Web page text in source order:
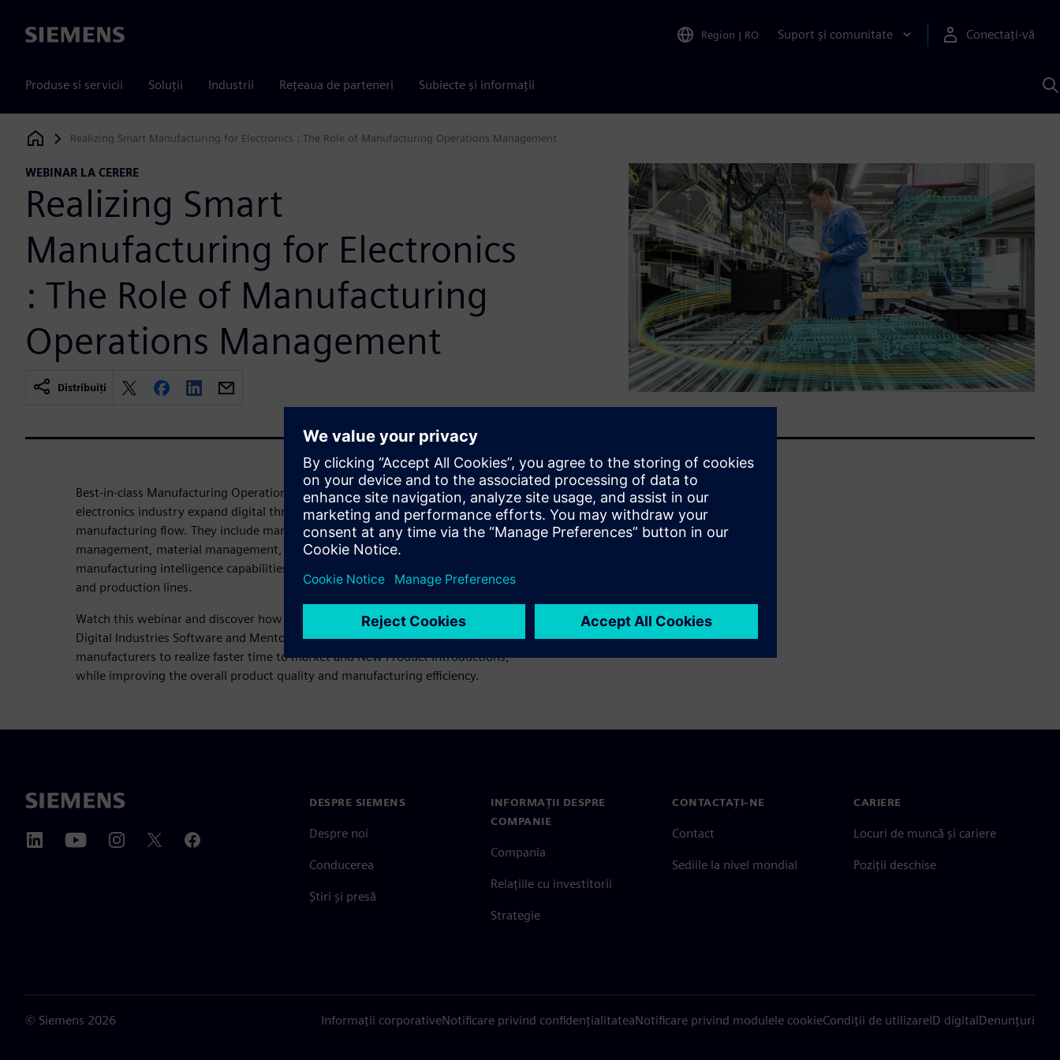
Siemens Region | RO Suport și comunitate Conectați-vă
Produse si servicii Soluții Industrii Rețeaua de parteneri Subiecte și informații
Siemens Digital Industries Software
Realizing Smart Manufacturing for Electronics : The Role of Manufacturing Operations Management
WEBINAR LA CERERE
Realizing Smart
Manufacturing for Electronics
: The Role of Manufacturing
Operations Management
Distribuiți
Best-in-class Manufacturing Operations Management (MOM) solutions for the
electronics industry expand digital threads throughout the entire design to
manufacturing flow. They include manufacturing execution, quality
management, material management, planning and scheduling and
manufacturing intelligence capabilities, with direct connectivity to machines
and production lines.
Watch this webinar and discover how the joint MOM solution from Siemens
Digital Industries Software and Mentor’s Valor support electronics
manufacturers to realize faster time to market and New Product Introductions,
while improving the overall product quality and manufacturing efficiency.
DESPRE SIEMENS
Despre noi
Conducerea
Știri și presă
INFORMAȚII DESPRE
COMPANIE
Compania
Relațiile cu investitorii
Strategie
CONTACTAȚI-NE
Contact
Sediile la nivel mondial
CARIERE
Locuri de muncă și cariere
Poziții deschise
© Siemens 2026 Informații corporativeNotificare privind confidențialitateaNotificare privind modulele cookieCondiții de utilizareID digitalDenunțuri